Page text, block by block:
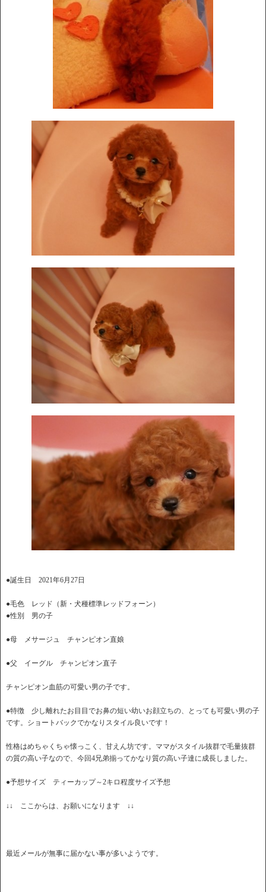
●誕生日 2021年6月27日
●毛色 レッド（新・犬種標準レッドフォーン）
●性別 男の子
●母 メサージュ チャンピオン直娘
●父 イーグル チャンピオン直子
チャンピオン血筋の可愛い男の子です。
●特徴 少し離れたお目目でお鼻の短い幼いお顔立ちの、とっても可愛い男の子
です。ショートバックでかなりスタイル良いです！
性格はめちゃくちゃ懐っこく、甘えん坊です。ママがスタイル抜群で毛量抜群
の質の高い子なので、今回4兄弟揃ってかなり質の高い子達に成長しました。
●予想サイズ ティーカップ～2キロ程度サイズ予想
↓↓ ここからは、お願いになります ↓↓
最近メールが無事に届かない事が多いようです。